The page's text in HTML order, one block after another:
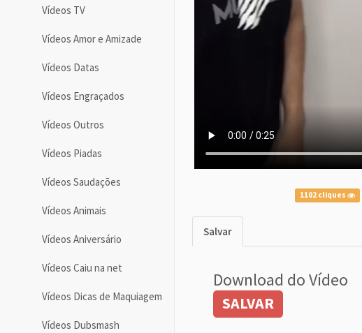
Vídeos TV
Vídeos Amor e Amizade
Vídeos Datas
Vídeos Engraçados
Vídeos Outros
Vídeos Piadas
Vídeos Saudações
Vídeos Animais
Vídeos Aniversário
Vídeos Caiu na net
Vídeos Dicas de Maquiagem
Vídeos Dubsmash
1102 cliques
Salvar
Download do Vídeo
SALVAR